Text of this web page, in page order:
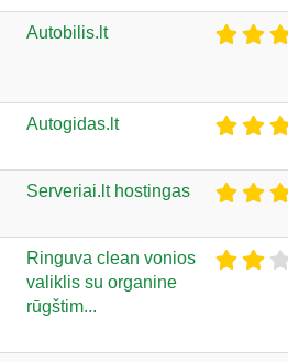
Autobilis.lt
Autogidas.lt
Serveriai.lt hostingas
Ringuva clean vonios
valiklis su organine
rūgštim...